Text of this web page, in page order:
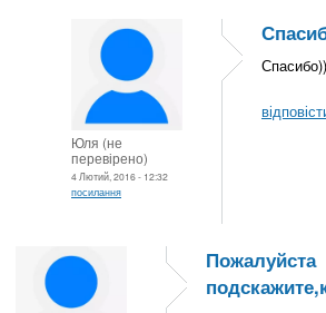
Юля (не
перевірено)
4 Лютий, 2016 - 12:32
посилання
Спасибо))
Пожалуйста